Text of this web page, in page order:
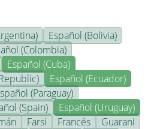
Español (Bolivia)
(Colombia)
Español (Cuba)
Español (Ecuador)
(Paraguay)
(Spain)
Español (Uruguay)
Farsi Francés
Guarani